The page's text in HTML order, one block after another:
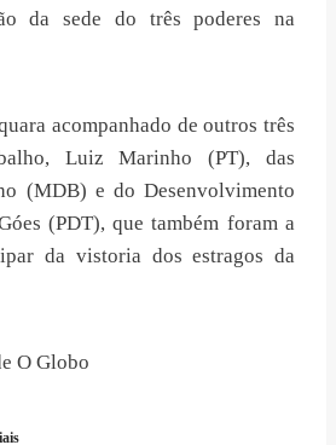
da sede do três poderes na
acompanhado de outros três
Luiz Marinho (PT), das
(MDB) e do Desenvolvimento
(PDT), que também foram a
da vistoria dos estragos da
O Globo